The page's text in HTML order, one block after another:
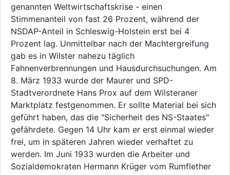
genannten Weltwirtschaftskrise - einen
Stimmenanteil von fast 26 Prozent, während der
NSDAP-Anteil in Schleswig-Holstein erst bei 4
Prozent lag. Unmittelbar nach der Machtergreifung
gab es in Wilster nahezu täglich
Fahnenverbrennungen und Hausdurchsuchungen. Am
8. März 1933 wurde der Maurer und SPD-
Stadtverordnete Hans Prox auf dem Wilsteraner
Marktplatz festgenommen. Er sollte Material bei sich
geführt haben, das die "Sicherheit des NS-Staates"
gefährdete. Gegen 14 Uhr kam er erst einmal wieder
frei, um in späteren Jahren wieder verhaftet zu
werden. Im Juni 1933 wurden die Arbeiter und
Sozialdemokraten Hermann Krüger vom Rumflether